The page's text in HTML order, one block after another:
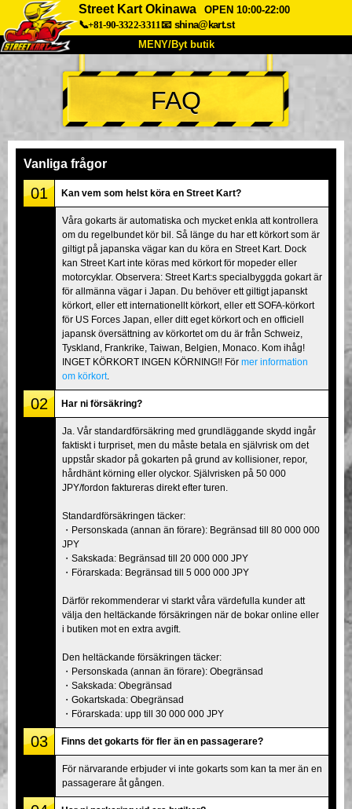
Street Kart Okinawa
OPEN 10:00-22:00
📞+81-90-3322-3311📧 shina@kart.st
MENY/Byt butik
HEM
Om oss Specifikationer Pris
Företag
Tokyo Shinagawa Tokyo Akihabara#1
Tokyo Akihabara#2 Tokyo Shibuya
Tokyo Shibuya Annex Tokyo Bay
Tokyo Asakusa Osaka
Okinawa
FAQ
Vanliga frågor
01 Kan vem som helst köra en Street Kart?
Våra gokarts är automatiska och mycket enkla att kontrollera
om du regelbundet kör bil. Så länge du har ett körkort som är
giltigt på japanska vägar kan du köra en Street Kart. Dock
kan Street Kart inte köras med körkort för mopeder eller
motorcyklar. Observera: Street Kart:s specialbyggda gokart är
för allmänna vägar i Japan. Du behöver ett giltigt japanskt
körkort, eller ett internationellt körkort, eller ett SOFA-körkort
för US Forces Japan, eller ditt eget körkort och en officiell
japansk översättning av körkortet om du är från Schweiz,
Tyskland, Frankrike, Taiwan, Belgien, Monaco. Kom ihåg!
INGET KÖRKORT INGEN KÖRNING!! För mer information
om körkort.
02 Har ni försäkring?
Ja. Vår standardförsäkring med grundläggande skydd ingår
faktiskt i turpriset, men du måste betala en självrisk om det
uppstår skador på gokarten på grund av kollisioner, repor,
hårdhänt körning eller olyckor. Självrisken på 50 000
JPY/fordon faktureras direkt efter turen.
Standardförsäkringen täcker:
・Personskada (annan än förare): Begränsad till 80 000 000
JPY
・Sakskada: Begränsad till 20 000 000 JPY
・Förarskada: Begränsad till 5 000 000 JPY
Därför rekommenderar vi starkt våra värdefulla kunder att
välja den heltäckande försäkringen när de bokar online eller
i butiken mot en extra avgift.
Den heltäckande försäkringen täcker:
・Personskada (annan än förare): Obegränsad
・Sakskada: Obegränsad
・Gokartskada: Obegränsad
・Förarskada: upp till 30 000 000 JPY
03 Finns det gokarts för fler än en passagerare?
För närvarande erbjuder vi inte gokarts som kan ta mer än en
passagerare åt gången.